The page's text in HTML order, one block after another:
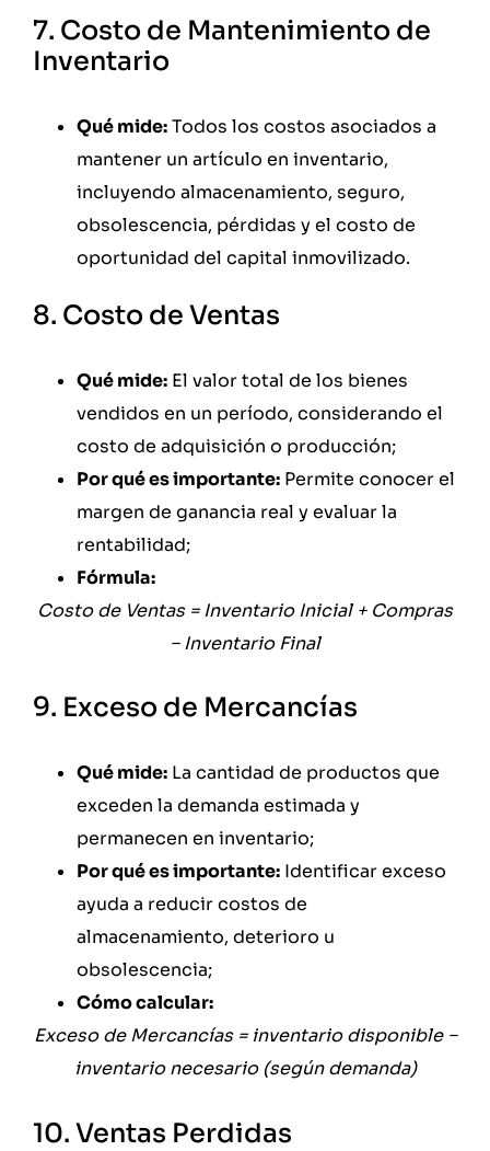
7. Costo de Mantenimiento de
Inventario
Qué mide:Todos los costos asociados a
mantener un artículo en inventario,
incluyendo almacenamiento, seguro,
obsolescencia, pérdidas y el costo de
oportunidad del capital inmovilizado.
8. Costo de Ventas
Qué mide: El valor total de los bienes
vendidos en un período, considerando el
costo de adquisición o producción;
Por qué es importante: Permite conocer el
margen de ganancia real y evaluar la
rentabilidad;
Fórmula:
Costo de Ventas = Inventario Inicial + Compras
− Inventario Final
9. Exceso de Mercancías
Qué mide: La cantidad de productos que
exceden la demanda estimada y
permanecen en inventario;
Por qué es importante: Identificar exceso
ayuda a reducir costos de
almacenamiento, deterioro u
obsolescencia;
Cómo calcular:
Exceso de Mercancías = inventario disponible −
inventario necesario (según demanda)
10. Ventas Perdidas